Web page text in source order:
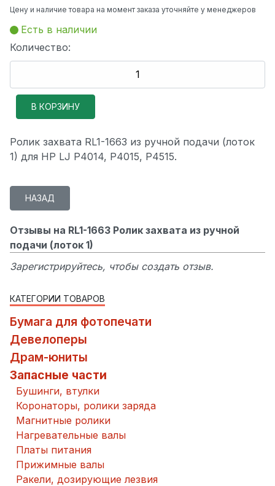
Цену и наличие товара на момент заказа уточняйте у менеджеров
Есть в наличии
Количество:
Ролик захвата RL1-1663 из ручной подачи (лоток
1) для HP LJ P4014, P4015, P4515.
Отзывы на RL1-1663 Ролик захвата из ручной
подачи (лоток 1)
Зарегистрируйтесь, чтобы создать отзыв.
КАТЕГОРИИ ТОВАРОВ
Бумага для фотопечати
Девелоперы
Драм-юниты
Запасные части
Бушинги, втулки
Коронаторы, ролики заряда
Магнитные ролики
Нагревательные валы
Платы питания
Прижимные валы
Ракели, дозирующие лезвия